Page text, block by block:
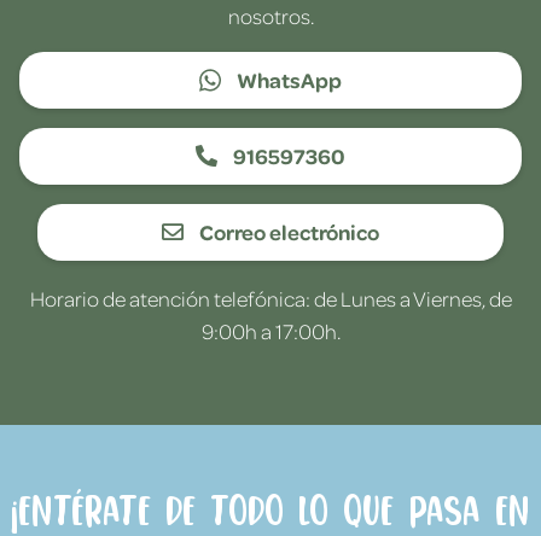
nosotros.
WhatsApp
916597360
Correo electrónico
Horario de atención telefónica: de Lunes a Viernes, de
9:00h a 17:00h.
¡Entérate de todo lo que pasa en